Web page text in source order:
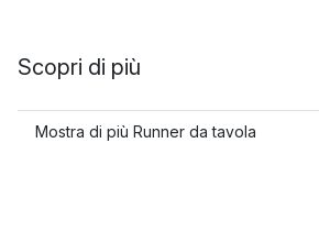
Scopri di più
Mostra di più Runner da tavola